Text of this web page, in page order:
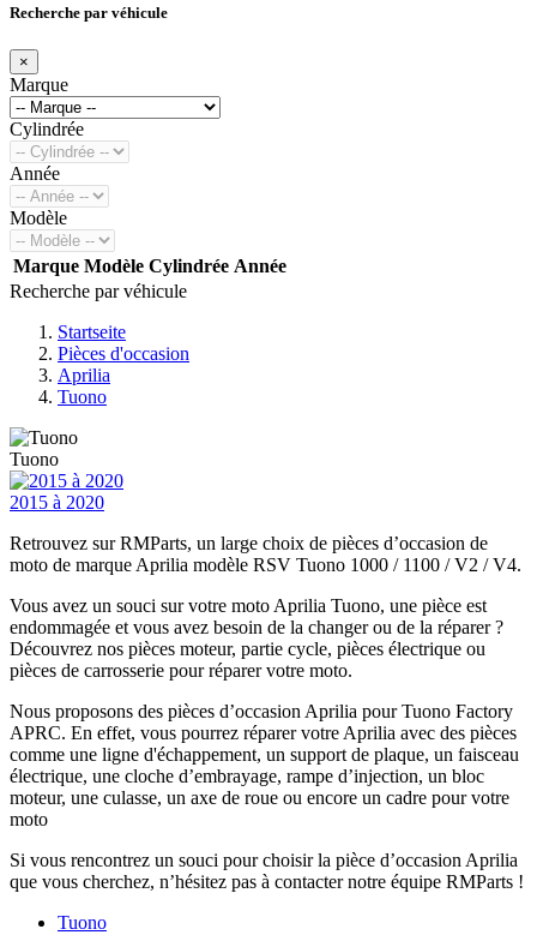
Recherche par véhicule
×
Marque
Cylindrée
Année
Modèle
Marque Modèle Cylindrée Année
Recherche par véhicule
Startseite
Pièces d'occasion
Aprilia
Tuono
Tuono
2015 à 2020
Retrouvez sur RMParts, un large choix de pièces d’occasion de
moto de marque Aprilia modèle RSV Tuono 1000 / 1100 / V2 / V4.
Vous avez un souci sur votre moto Aprilia Tuono, une pièce est
endommagée et vous avez besoin de la changer ou de la réparer ?
Découvrez nos pièces moteur, partie cycle, pièces électrique ou
pièces de carrosserie pour réparer votre moto.
Nous proposons des pièces d’occasion Aprilia pour Tuono Factory
APRC. En effet, vous pourrez réparer votre Aprilia avec des pièces
comme une ligne d'échappement, un support de plaque, un faisceau
électrique, une cloche d’embrayage, rampe d’injection, un bloc
moteur, une culasse, un axe de roue ou encore un cadre pour votre
moto
Si vous rencontrez un souci pour choisir la pièce d’occasion Aprilia
que vous cherchez, n’hésitez pas à contacter notre équipe RMParts !
Tuono